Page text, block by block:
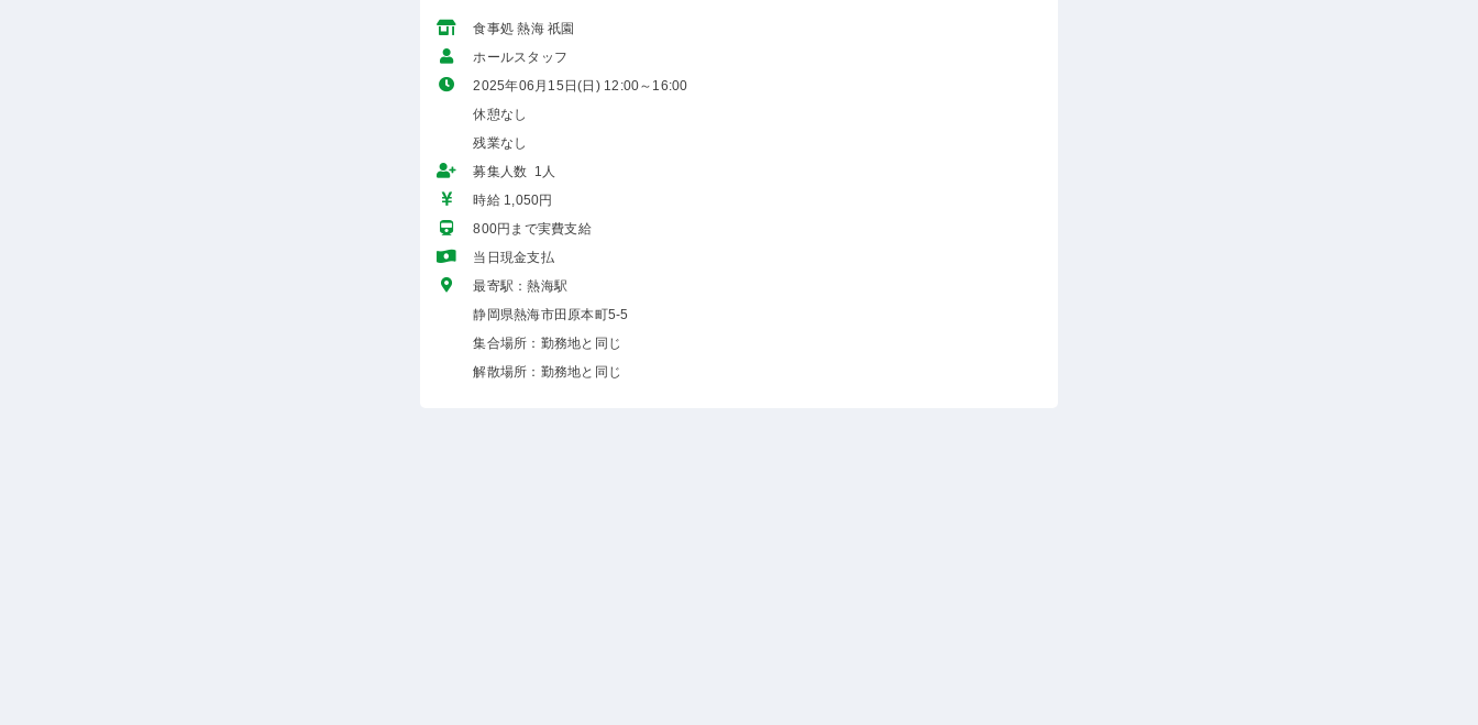
食事処 熱海 祇園
ホールスタッフ
2025年06月15日(日) 12:00～16:00
休憩なし
残業なし
募集人数 1人
時給 1,050円
800円まで実費支給
当日現金支払
最寄駅：熱海駅
静岡県熱海市田原本町5-5
集合場所：勤務地と同じ
解散場所：勤務地と同じ